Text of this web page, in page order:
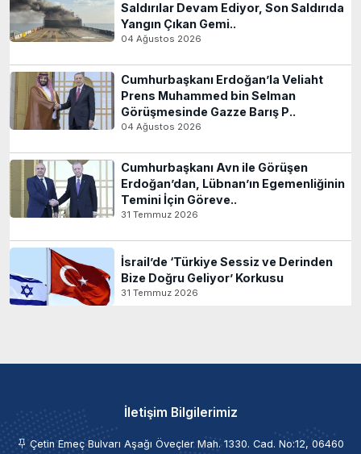
Saldırılar Devam Ediyor, Son Saldırıda
Yangın Çıkan Gemi..
04 Ağustos 2026
Cumhurbaşkanı Erdoğan’la Veliaht
Prens Muhammed bin Selman
Görüşmesinde Gazze Barış P..
04 Ağustos 2026
Cumhurbaşkanı Avn ile Görüşen
Erdoğan’dan, Lübnan’ın Egemenliğinin
Temini İçin Göreve..
31 Temmuz 2026
İsrail’de ‘Türkiye Sessiz ve Derinden
Bize Doğru Geliyor’ Korkusu
31 Temmuz 2026
İletişim Bilgilerimiz
Çetin Emeç Bulvarı Aşağı Öveçler Mah. 1330. Cad. No:12, 06460